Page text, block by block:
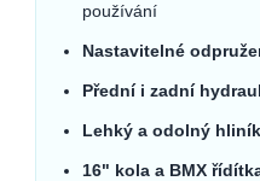
používání
Nastavitelné
Přední i zadní
Lehký a odolný
16" kola a BMX